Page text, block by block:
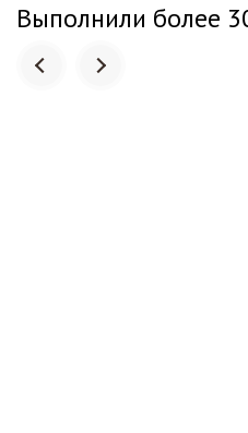
Выполнили более